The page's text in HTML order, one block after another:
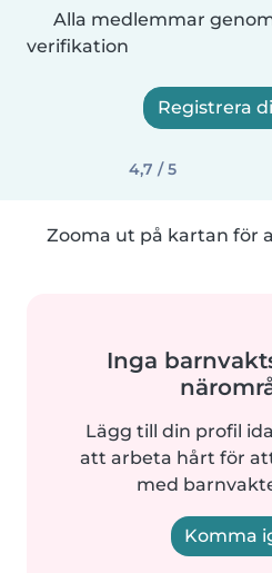
Alla medlemmar
verifikation
Registrera
4,7 / 5
Zooma ut på kartan för
Inga
Lägg till din profil
att arbeta hårt för
med
Komma